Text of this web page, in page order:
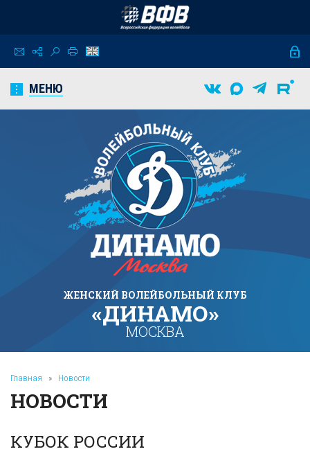
МЕНЮ
ЖЕНСКИЙ ВОЛЕЙБОЛЬНЫЙ КЛУБ
«ДИНАМО»
МОСКВА
Главная » Новости
НОВОСТИ
КУБОК РОССИИ